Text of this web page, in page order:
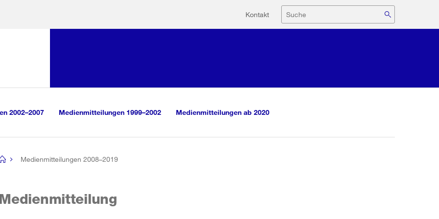
Hilfsnavigation
Kontakt Suche
2002–2007 Medienmitteilungen 1999–2002 Medienmitteilungen ab 2020
Medienmitteilungen 2008–2019